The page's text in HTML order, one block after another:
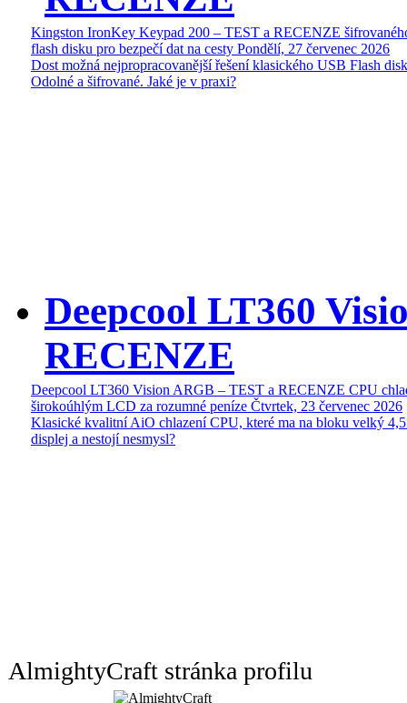
Kingston IronKey Keypad 200 – TEST a RECENZE
flash disku pro bezpečí dat na cesty Pondělí, 27 červenec 2026
Dost možná nejpropracovanější řešení klasického USB Flash
Odolné a šifrované. Jaké je v praxi?
Deepcool LT360
RECENZE
Deepcool LT360 Vision ARGB – TEST a RECENZE CPU
širokoúhlým LCD za rozumné peníze Čtvrtek, 23 červenec 2026
Klasické kvalitní AiO chlazení CPU, které ma na bloku velký
displej a nestojí nesmysl?
AlmightyCraft stránka profilu